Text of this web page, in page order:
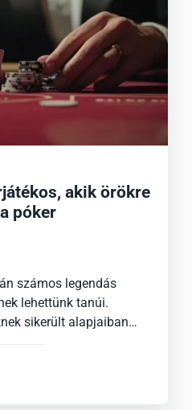
akik örökre
póker
számos legendás
lehettünk tanúi.
sikerült alapjaiban…